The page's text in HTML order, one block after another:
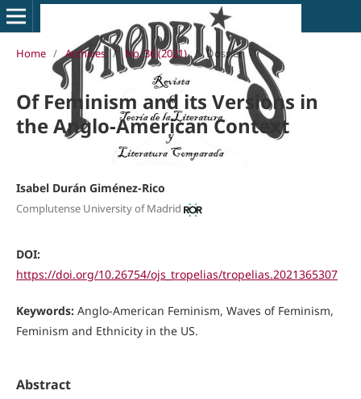
Home / Archives / No. 36 (2021) / Dossier
Of Feminism and its Versions in
the Anglo-American Context
Isabel Durán Giménez-Rico
Complutense University of Madrid
DOI:
https://doi.org/10.26754/ojs_tropelias/tropelias.2021365307
Keywords: Anglo-American Feminism, Waves of Feminism,
Feminism and Ethnicity in the US.
Abstract